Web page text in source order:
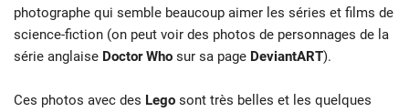
photographe qui semble beaucoup aimer les séries et films de
science-fiction (on peut voir des photos de personnages de la
série anglaise Doctor Who sur sa page DeviantART).
Ces photos avec des Lego sont très belles et les quelques